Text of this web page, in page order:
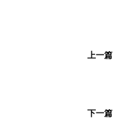
上一篇
下一篇